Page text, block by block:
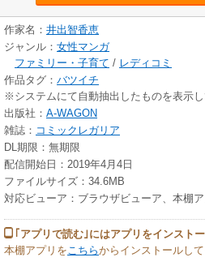
作家名： 井出智香恵
ジャンル： 女性マンガ
ファミリー・子育て / レディコミ
作品タグ： バツイチ
※システムにて自動抽出したものを表示
出版社： A-WAGON
雑誌： コミックレガリア
DL期限：無期限
配信開始日：2019年4月4日
ファイルサイズ：34.6MB
対応ビューア：ブラウザビューア、本棚ア
｢アプリで読む｣にはアプリをインスト
本棚アプリを こちらからインストールし